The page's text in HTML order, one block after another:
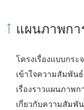
แผนภาพกา
โครงเรื่องแบบกร
เข้าใจความสัมพัน
เรื่องราวแผนภาพก
เกี่ยวกับความสัมพั